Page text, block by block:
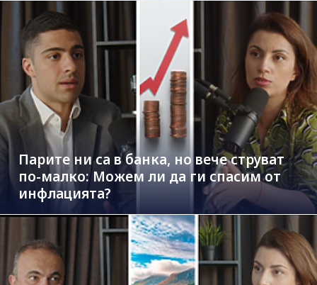
Парите ни са в банка, но вече струват
по-малко: Можем ли да ги спасим от
инфлацията?